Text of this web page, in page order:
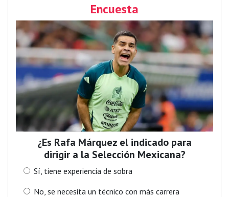
Encuesta
¿Es Rafa Márquez el indicado para
dirigir a la Selección Mexicana?
Sí, tiene experiencia de sobra
No, se necesita un técnico con más carrera